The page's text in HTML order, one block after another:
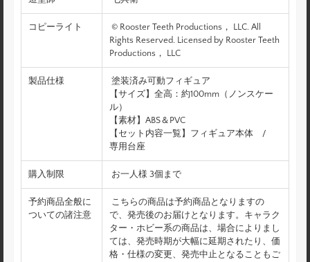
コピーライト
© Rooster Teeth Productions， LLC. All
Rights Reserved. Licensed by Rooster Teeth
Productions， LLC
製品仕様
塗装済み可動フィギュア
【サイズ】全高：約100mm（ノンスケー
ル）
【素材】ABS＆PVC
【セット内容一覧】フィギュア本体 /
専用台座
購入制限 お一人様 3個まで
予約商品全般に
ついての諸注意
こちらの商品は予約商品となりますの
で、発売後のお届けとなります。キャラク
ター・ホビー系の商品は、場合によりまし
ては、発売時期が大幅に延期されたり、価
格・仕様の変更、発売中止となることもご